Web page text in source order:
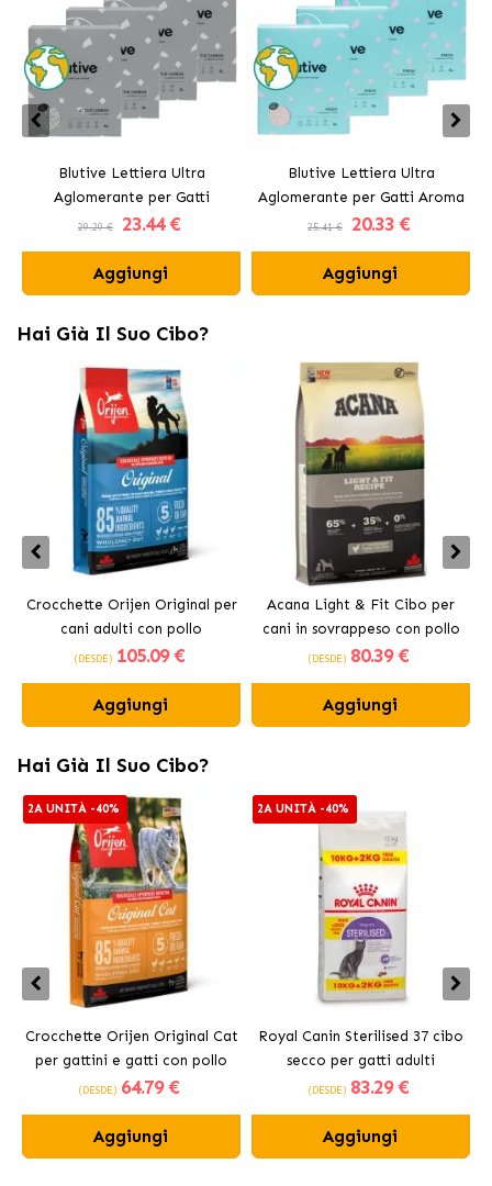
Blutive Lettiera Ultra
Aglomerante per Gatti
Carbone Attivo
29.29 € 23.44 €
Aggiungi
Blutive Lettiera Ultra
Aglomerante per Gatti Aroma
Fresh
25.41 € 20.33 €
Aggiungi
Hai Già Il Suo Cibo?
Crocchette Orijen Original per
cani adulti con pollo
(DESDE) 105.09 €
Aggiungi
Acana Light & Fit Cibo per
cani in sovrappeso con pollo
fresco
(DESDE) 80.39 €
Aggiungi
Hai Già Il Suo Cibo?
2A UNITÀ -40%
Crocchette Orijen Original Cat
per gattini e gatti con pollo
(DESDE) 64.79 €
Aggiungi
2A UNITÀ -40%
Royal Canin Sterilised 37 cibo
secco per gatti adulti
sterilizzati
(DESDE) 83.29 €
Aggiungi